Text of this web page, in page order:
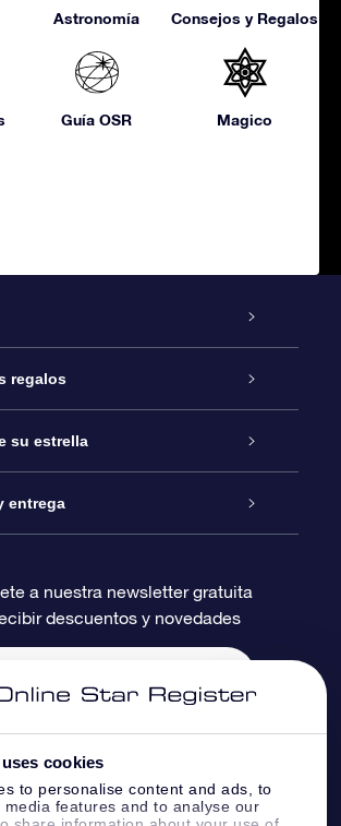
cookies
to personalise content and ads, to
media features and to analyse our
Astronomía Consejos y Regalos
Guía OSR Magico
regalos
Online
Regalo OSR
Regalo OSR
su estrella
Estrella Personalizada
de Estrellas
de RV Llévame a las estrellas
entrega
de Pago
de Envío
a nuestra newsletter gratuita
descuentos y novedades